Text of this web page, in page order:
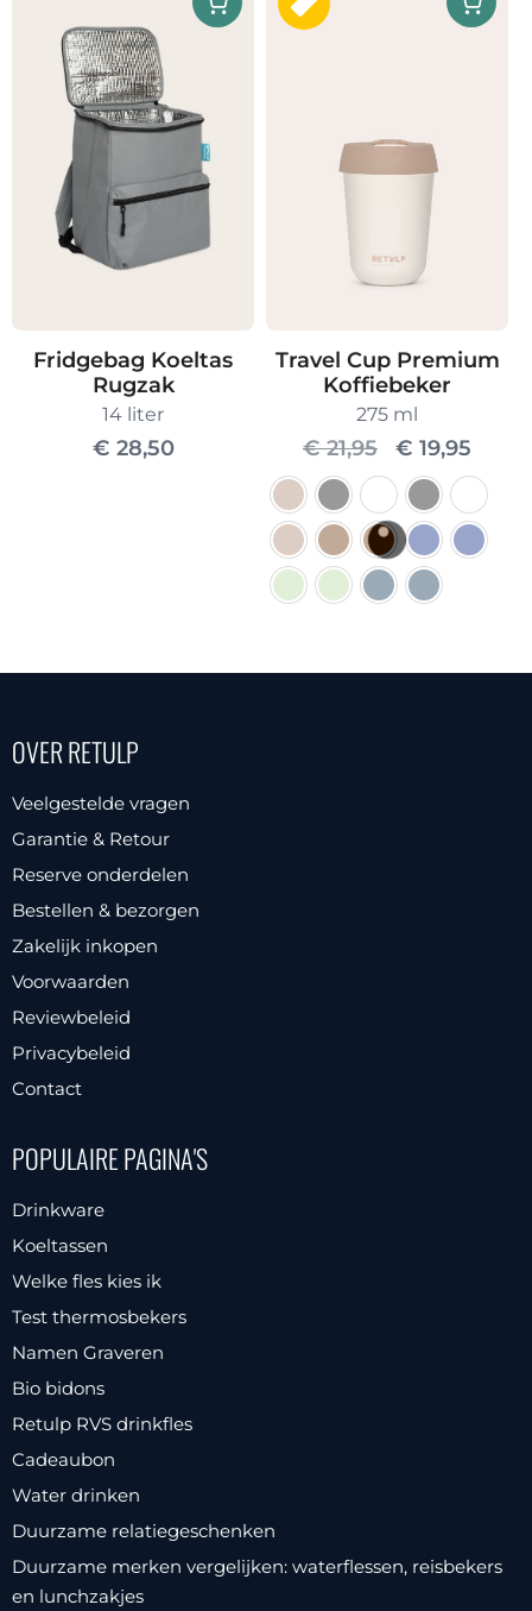
variaties.
Deze
optie
kan
gekozen
worden
product
Deze
optie
kan
gekozen
worden
Fridgebag Koeltas
Rugzak
14 liter
€ 28,50
Travel Cup Premium
Koffiebeker
275 ml
€21,95
prijs
was:
€ 21,95.
€ 19,95
prijs
is:
€
OVER RETULP
Veelgestelde vragen
Garantie & Retour
Reserve onderdelen
Bestellen & bezorgen
Zakelijk inkopen
Voorwaarden
Reviewbeleid
Privacybeleid
Contact
POPULAIRE PAGINA'S
Drinkware
Koeltassen
Welke fles kies ik
Test thermosbekers
Namen Graveren
Bio bidons
Retulp RVS drinkfles
Cadeaubon
Water drinken
Duurzame relatiegeschenken
Duurzame merken vergelijken: waterflessen, reisbekers
en lunchzakjes